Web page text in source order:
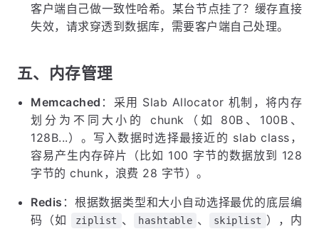
客户端自己做一致性哈希。某台节点挂了？缓存直接
失效，请求穿透到数据库，需要客户端自己处理。
五、内存管理
Memcached ：采用 Slab Allocator 机制，将内存
划分为不同大小的 chunk（如 80B、100B、
128B...）。写入数据时选择最接近的 slab class，
容易产生内存碎片（比如 100 字节的数据放到 128
字节的 chunk，浪费 28 字节）。
Redis ：根据数据类型和大小自动选择最优的底层编
码（如
ziplist 、 hashtable 、 skiplist ），内